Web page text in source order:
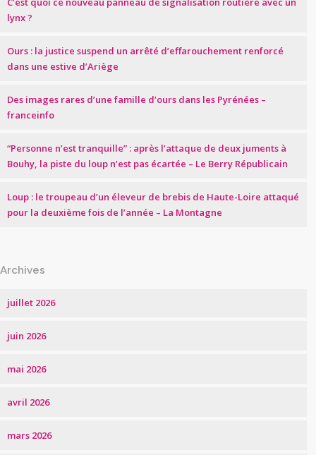
lynx ?
Ours : la justice suspend un arrêté d’effarouchement renforcé
dans une estive d’Ariège
Des images rares d’une famille d’ours dans les Pyrénées –
franceinfo
“Personne n’est tranquille” : après l’attaque de deux juments à
Bouhy, la piste du loup n’est pas écartée – Le Berry Républicain
Loup : le troupeau d’un éleveur de brebis de Haute-Loire attaqué
pour la deuxième fois de l’année – La Montagne
Archives
juillet 2026
juin 2026
mai 2026
avril 2026
mars 2026